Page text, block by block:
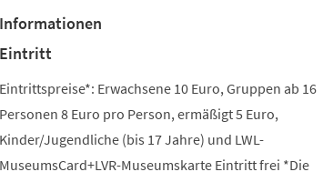
Informationen
Eintritt
Eintrittspreise*: Erwachsene 10 Euro, Gruppen ab 16
Personen 8 Euro pro Person, ermäßigt 5 Euro,
Kinder/Jugendliche (bis 17 Jahre) und LWL-
MuseumsCard+LVR-Museumskarte Eintritt frei *Die